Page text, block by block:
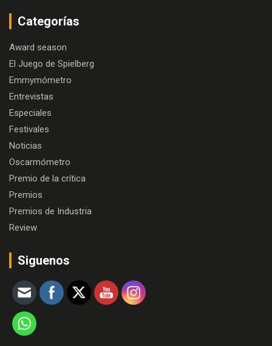
Categorías
Award season
El Juego de Spielberg
Emmymómetro
Entrevistas
Especiales
Festivales
Noticias
Oscarmómetro
Premio de la crítica
Premios
Premios de Industria
Review
Siguenos